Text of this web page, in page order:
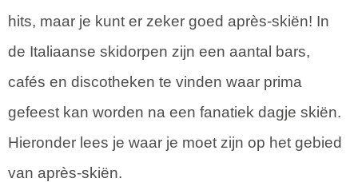
hits, maar je kunt er zeker goed après-skiën! In
de Italiaanse skidorpen zijn een aantal bars,
cafés en discotheken te vinden waar prima
gefeest kan worden na een fanatiek dagje skiën.
Hieronder lees je waar je moet zijn op het gebied
van après-skiën.